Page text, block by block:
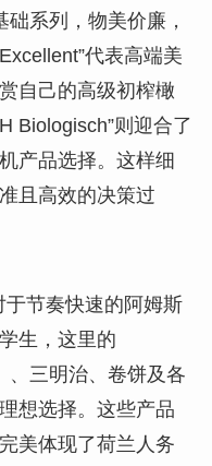
础系列，物美价廉，
代表高端美
自己的高级初榨橄
Biologisch”则迎合了
产品选择。这样细
且高效的决策过
节奏快速的阿姆斯
生，这里的
、三明治、卷饼及各
想选择。这些产品
美体现了荷兰人务